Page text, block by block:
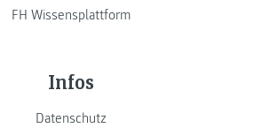
FH Wissensplattform
Infos
Datenschutz